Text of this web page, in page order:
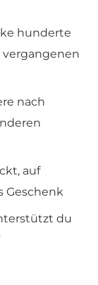
hunderte
nach
auf
Geschenk
du